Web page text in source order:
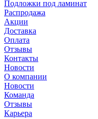
Подложки под ламинат
Распродажа
Акции
Доставка
Оплата
Отзывы
Контакты
Новости
О компании
Новости
Команда
Отзывы
Карьера